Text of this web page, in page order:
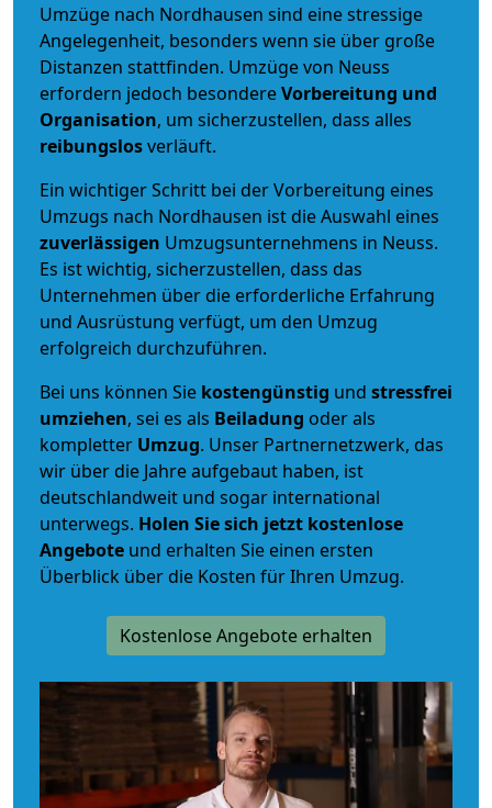
Umzüge nach Nordhausen sind eine stressige
Angelegenheit, besonders wenn sie über große
Distanzen stattfinden. Umzüge von Neuss
erfordern jedoch besondereVorbereitung und
Organisation, um sicherzustellen, dass alles
reibungslosverläuft.
Ein wichtiger Schritt bei der Vorbereitung eines
Umzugs nach Nordhausen ist die Auswahl eines
zuverlässigen Umzugsunternehmens in Neuss.
Es ist wichtig, sicherzustellen, dass das
Unternehmen über die erforderliche Erfahrung
und Ausrüstung verfügt, um den Umzug
erfolgreich durchzuführen.
Bei uns können Sie kostengünstig und stressfrei
umziehen, sei es als Beiladung oder als
kompletter Umzug. Unser Partnernetzwerk, das
wir über die Jahre aufgebaut haben, ist
deutschlandweit und sogar international
unterwegs. Holen Sie sich jetzt kostenlose
Angebote und erhalten Sie einen ersten
Überblick über die Kosten für Ihren Umzug.
Kostenlose Angebote erhalten